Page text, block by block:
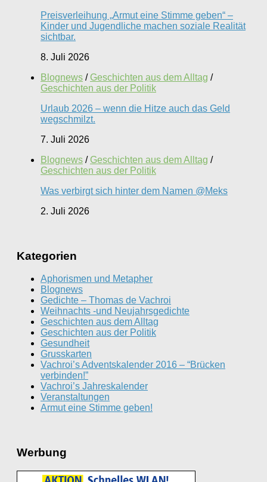
Preisverleihung „Armut eine Stimme geben“ –
Kinder und Jugendliche machen soziale Realität
sichtbar.
8. Juli 2026
Blognews / Geschichten aus dem Alltag /
Geschichten aus der Politik
Urlaub 2026 – wenn die Hitze auch das Geld
wegschmilzt.
7. Juli 2026
Blognews / Geschichten aus dem Alltag /
Geschichten aus der Politik
Was verbirgt sich hinter dem Namen @Meks
2. Juli 2026
Kategorien
Aphorismen und Metapher
Blognews
Gedichte – Thomas de Vachroi
Weihnachts -und Neujahrsgedichte
Geschichten aus dem Alltag
Geschichten aus der Politik
Gesundheit
Grusskarten
Vachroi’s Adventskalender 2016 – “Brücken
verbinden!”
Vachroi’s Jahreskalender
Veranstaltungen
Armut eine Stimme geben!
Werbung